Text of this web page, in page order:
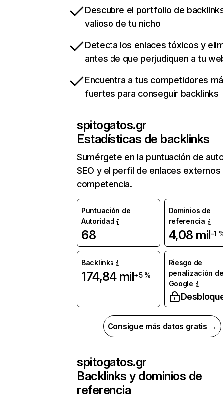
Descubre el portfolio de
valioso de tu nicho
Detecta los enlaces tóxicos y
antes de que perjudiquen a tu
Encuentra a tus competidores
fuertes para conseguir backlinks
spitogatos.gr
Estadísticas de backlinks
Sumérgete en la puntuación de
SEO y el perfil de enlaces externos
competencia.
Puntuación de
Autoridad
68
Dominios de
referencia
4,08 mil-1
Backlinks
174,84 mil+5 %
Riesgo de
penalización de
Google
Consigue más datos gratis →
spitogatos.gr
Backlinks y dominios de
referencia